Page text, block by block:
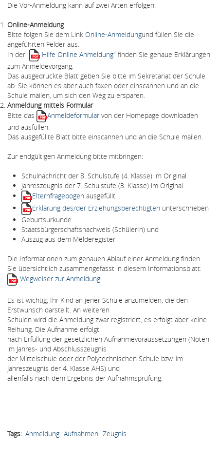
Die Vor-Anmeldung kann auf zwei Arten erfolgen:
Online-Anmeldung
Bitte folgen Sie dem Link Online-Anmeldungund füllen Sie die
angeführten Felder aus.
In der
Hilfe Online Anmeldung" finden Sie genaue Erklärungen
zum Anmeldevorgang.
Das ausgedruckte Blatt geben Sie bitte im Sekretariat der Schule
ab. Sie können es aber auch faxen oder einscannen und an die
Schule mailen, um sich den Weg zu ersparen.
Anmeldung mittels Formular
Bitte das
Anmeldeformularvon der Homepage downloaden
und ausfüllen.
Das ausgefüllte Blatt bitte einscannen und an die Schule mailen.
Zur endgültigen Anmeldung bitte mitbringen:
Schulnachricht der 8. Schulstufe (4. Klasse) im Original
Jahreszeugnis der 7. Schulstufe (3. Klasse) im Original
Elternfragebogen ausgefüllt
Erklärung des/der Erziehungsberechtigten unterschrieben
Geburtsurkunde
Staatsbürgerschaftsnachweis (SchülerIn) und
Auszug aus dem Melderegister
Die Informationen zum genauen Ablauf einer Anmeldung finden
Sie übersichtlich zusammengefasst in diesem Informationsblatt:
Wegweiser zur Anmeldung
Es ist wichtig, Ihr Kind an jener Schule anzumelden, die den
Erstwunsch darstellt. An weiteren
Schulen wird die Anmeldung zwar registriert, es erfolgt aber keine
Reihung. Die Aufnahme erfolgt
nach Erfüllung der gesetzlichen Aufnahmevoraussetzungen (Noten
im Jahres- und Abschlusszeugnis
der Mittelschule oder der Polytechnischen Schule bzw. im
Jahreszeugnis der 4. Klasse AHS) und
allenfalls nach dem Ergebnis der Aufnahmsprüfung.
Tags Anmeldung Aufnahmen Zeugnis